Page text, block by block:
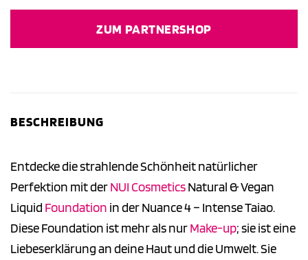
ZUM PARTNERSHOP
BESCHREIBUNG
Entdecke die strahlende Schönheit natürlicher
Perfektion mit derNUI CosmeticsNatural & Vegan
Liquid Foundation in der Nuance 4 – Intense Taiao.
Diese Foundation ist mehr als nurMake-up; sie ist eine
Liebeserklärung an deine Haut und die Umwelt. Sie